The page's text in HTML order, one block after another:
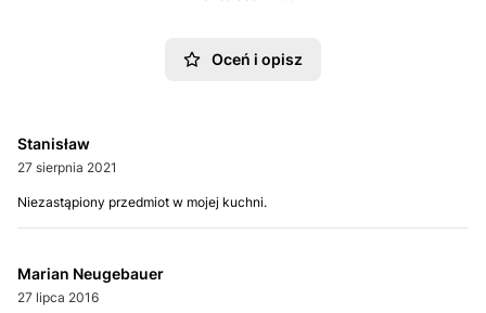
Oceń i opisz
Stanisław
27 sierpnia 2021
Niezastąpiony przedmiot w mojej kuchni.
Marian Neugebauer
27 lipca 2016